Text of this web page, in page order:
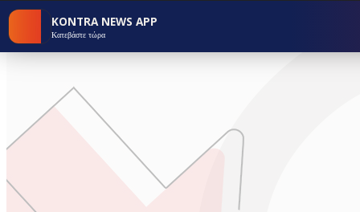
KONTRA NEWS APP
Κατεβάστε τώρα